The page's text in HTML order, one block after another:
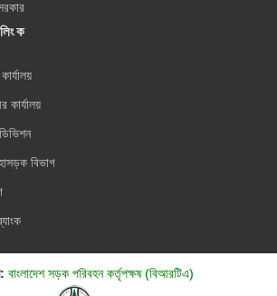
কার্যালয়
বিভাগ
বাংলাদেশ সড়ক পরিবহন কর্তৃপক্ষ (বিআরটিএ)